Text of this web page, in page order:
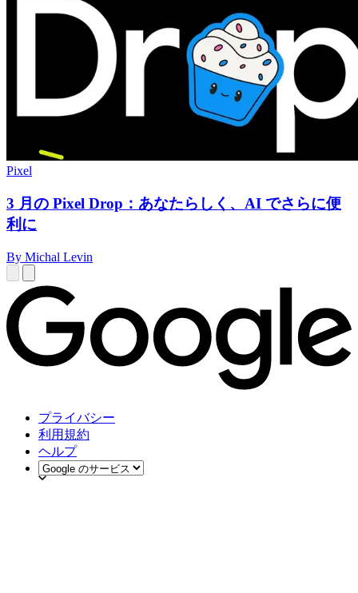
Pixel
3 月の Pixel Drop：あなたらしく、AI でさらに便
利に
By Michal Levin
プライバシー
利用規約
ヘルプ